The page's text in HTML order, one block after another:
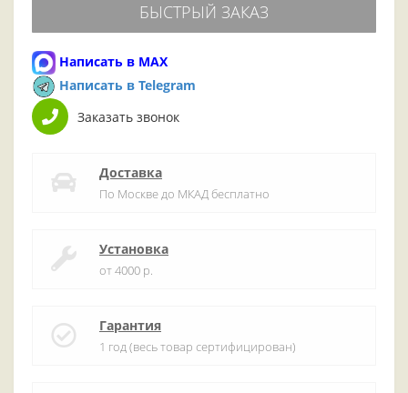
БЫСТРЫЙ ЗАКАЗ
Написать в MAX
Написать в Telegram
Заказать звонок
Доставка
По Москве до МКАД бесплатно
Установка
от 4000 р.
Гарантия
1 год (весь товар сертифицирован)